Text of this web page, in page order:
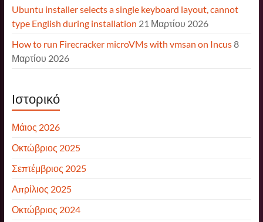
Ubuntu installer selects a single keyboard layout, cannot
type English during installation 21 Μαρτίου 2026
How to run Firecracker microVMs with vmsan on Incus8
Μαρτίου 2026
Ιστορικό
Μάιος 2026
Οκτώβριος 2025
Σεπτέμβριος 2025
Απρίλιος 2025
Οκτώβριος 2024